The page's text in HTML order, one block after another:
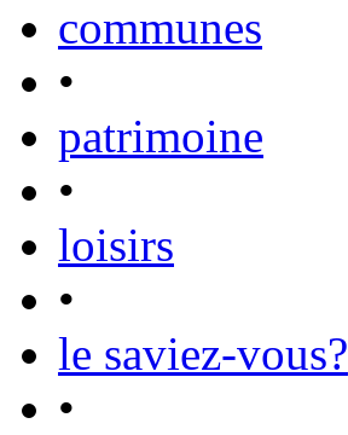
communes
•
patrimoine
•
loisirs
•
le saviez-vous?
•